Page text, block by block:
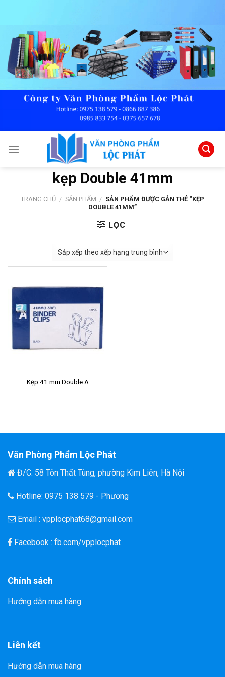
content
kẹp Double 41mm
TRANG CHỦ / SẢN PHẨM / SẢN PHẨM ĐƯỢC GẮN THẺ “KẸP
DOUBLE 41MM”
LỌC
Kẹp 41 mm Double A
Văn Phòng Phẩm Lộc Phát
Đ/C: 58 Tôn Thất Tùng, phường Kim Liên, Hà Nội
Hotline: 0975 138 579 - Phương
Email : vpplocphat68@gmail.com
Facebook : fb.com/vpplocphat
Chính sách
Hướng dẫn mua hàng
Liên kết
Hướng dẫn mua hàng